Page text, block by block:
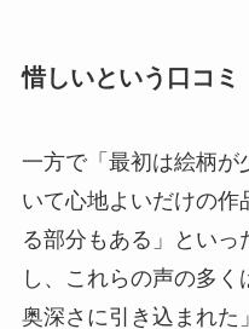
惜しいという口コミ
一方で「最初は絵柄が
いて心地よいだけの作
る部分もある」とい
し、これらの声の多
奥深さに引き込まれた